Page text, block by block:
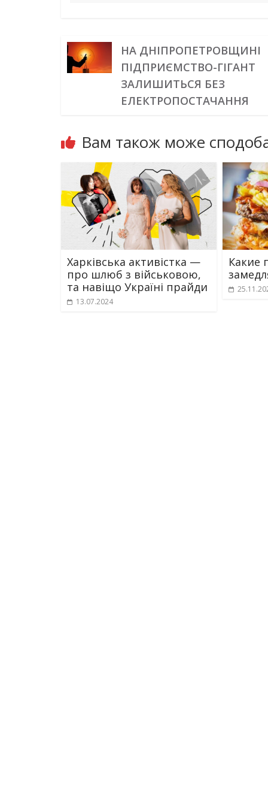
НА ДНІПРОПЕТРОВЩИНІ
ПІДПРИЄМСТВО-ГІГАНТ
ЗАЛИШИТЬСЯ БЕЗ
ЕЛЕКТРОПОСТАЧАННЯ
Вам також може
Харківська активістка —
про шлюб з військовою,
та навіщо Україні прайди
13.07.2024
Какие